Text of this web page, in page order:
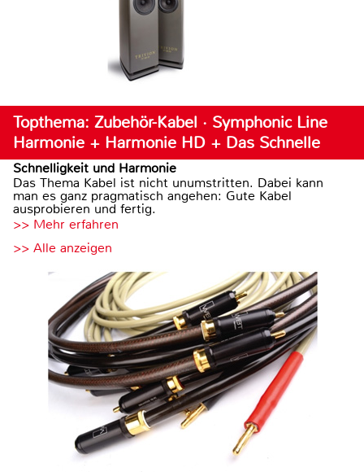
Topthema: Zubehör-Kabel · Symphonic Line
Harmonie + Harmonie HD + Das Schnelle
Schnelligkeit und Harmonie
Das Thema Kabel ist nicht unumstritten. Dabei kann
man es ganz pragmatisch angehen: Gute Kabel
ausprobieren und fertig.
>> Mehr erfahren
>> Alle anzeigen